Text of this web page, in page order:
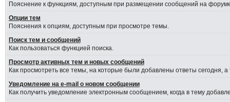
Пояснение к функциям, доступным при размещении сообщений на
Опции тем
Пояснения к опциям, доступным при просмотре темы.
Поиск тем и сообщений
Как пользоваться функцией поиска.
Просмотр активных тем и новых сообщений
Как просмотреть все темы, на которые были добавлены ответы сегодня,
Уведомление на е-mail о новом сообщении
Как получить уведомление электронным сообщением, когда в тему